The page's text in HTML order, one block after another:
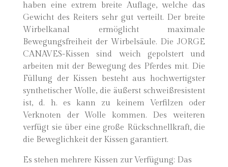
haben eine extrem breite Auflage, welche das
Gewicht des Reiters sehr gut verteilt. Der breite
Wirbelkanal ermöglicht maximale
Bewegungsfreiheit der Wirbelsäule. Die JORGE
CANAVES-Kissen sind weich gepolstert und
arbeiten mit der Bewegung des Pferdes mit. Die
Füllung der Kissen besteht aus hochwertigster
synthetischer Wolle, die äußerst schweißresistent
ist, d. h. es kann zu keinem Verfilzen oder
Verknoten der Wolle kommen. Des weiteren
verfügt sie über eine große Rückschnellkraft, die
die Beweglichkeit der Kissen garantiert.
Es stehen mehrere Kissen zur Verfügung: Das